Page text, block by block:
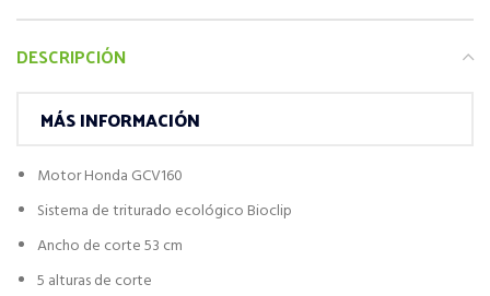
DESCRIPCIÓN
MÁS INFORMACIÓN
Motor Honda GCV160
Sistema de triturado ecológico Bioclip
Ancho de corte 53 cm
5 alturas de corte